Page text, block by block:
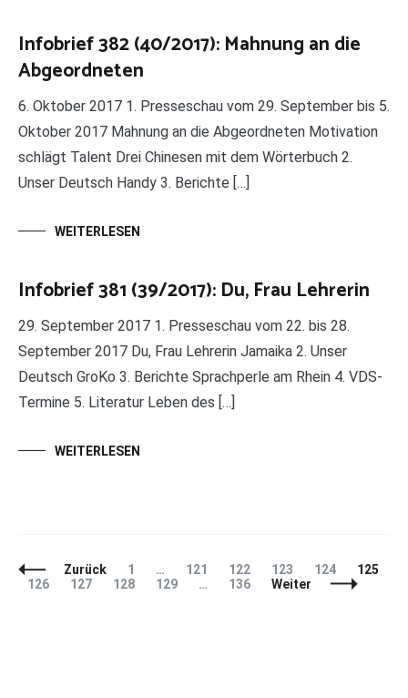
Infobrief 382 (40/2017): Mahnung an die
Abgeordneten
6. Oktober 2017 1. Presseschau vom 29. September bis 5.
Oktober 2017 Mahnung an die Abgeordneten Motivation
schlägt Talent Drei Chinesen mit dem Wörterbuch 2.
Unser Deutsch Handy 3. Berichte […]
WEITERLESEN
Infobrief 381 (39/2017): Du, Frau Lehrerin
29. September 2017 1. Presseschau vom 22. bis 28.
September 2017 Du, Frau Lehrerin Jamaika 2. Unser
Deutsch GroKo 3. Berichte Sprachperle am Rhein 4. VDS-
Termine 5. Literatur Leben des […]
WEITERLESEN
Beitragsnavigation
Zurück Seite
1 … Seite
121 Seite
122 Seite
123 Seite
124 Seite
125
Seite
126 Seite
127 Seite
128 Seite
129 … Seite
136 Weiter